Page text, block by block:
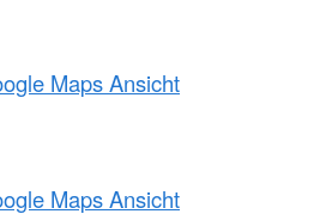
Maps Ansicht
Maps Ansicht